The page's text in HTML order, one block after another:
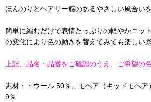
ほんのりとヘアリー感のあるやさしい風合い
簡単に編むだけで表情たっぷりの軽やかニッ
の変化により色の動きを替えてみても楽しい糸
上記、品名・品番をご確認のうえ、ご希望の
素材・・ウール 50％、モヘア（キッドモヘ
9％